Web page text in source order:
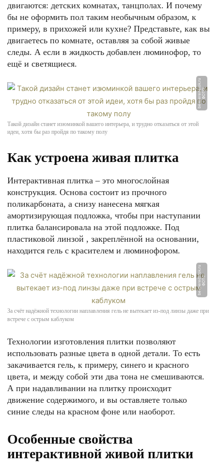
двигаются: детских комнатах, танцполах. И почему
бы не оформить пол таким необычным образом, к
примеру, в прихожей или кухне? Представьте, как вы
двигаетесь по комнате, оставляя за собой живые
следы. А если в жидкость добавлен люминофор, то
ещё и светящиеся.
Ф
О
Т
О:
b
e
z
p
e
r
e
d
el
o
k.
r
u
Такой дизайн станет изюминкой вашего интерьера, и трудно отказаться от этой
идеи, хотя бы раз пройдя по такому полу
Как устроена живая плитка
Интерактивная плитка – это многослойная
конструкция. Основа состоит из прочного
поликарбоната, а снизу нанесена мягкая
амортизирующая подложка, чтобы при наступании
плитка балансировала на этой подложке. Под
пластиковой линзой , закреплённой на основании,
находится гель с красителем и люминофором.
Ф
О
Т
О:
b
e
z
p
e
r
e
d
el
o
k.
r
u
За счёт надёжной технологии наплавления гель не вытекает из-под линзы даже при
встрече с острым каблуком
Технологии изготовления плитки позволяют
использовать разные цвета в одной детали. То есть
закачивается гель, к примеру, синего и красного
цвета, и между собой эти два тона не смешиваются.
А при надавливании на плитку происходит
движение содержимого, и вы оставляете только
синие следы на красном фоне или наоборот.
Особенные свойства
интерактивной живой плитки